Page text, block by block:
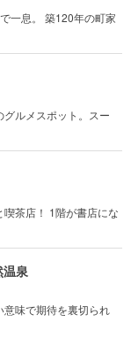
一息。 築120年の町家
ルメスポット。スー
茶店！ 1階が書店にな
温泉
味で期待を裏切られ